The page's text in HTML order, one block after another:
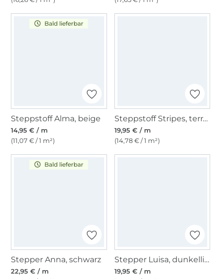
Bald lieferbar
Steppstoff Alma, beige
14,95 € / m
(11,07 € / 1 m²)
Steppstoff Stripes, terracotta
19,95 € / m
(14,78 € / 1 m²)
Bald lieferbar
Stepper Anna, schwarz
22,95 € / m
Stepper Luisa, dunkellila
19,95 € / m